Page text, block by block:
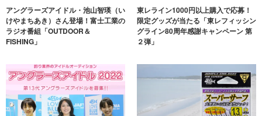
アングラーズアイドル・池山智瑛（い
けやまちあき）さん登場！富士工業の
ラジオ番組「OUTDOOR＆
FISHING」
東レライン1000円以上購入で応募！
限定グッズが当たる「東レフィッシン
グライン80周年感謝キャンペーン 第
２弾」